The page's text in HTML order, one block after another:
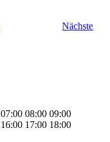
Nächste
07:00 08:00 09:00
16:00 17:00 18:00